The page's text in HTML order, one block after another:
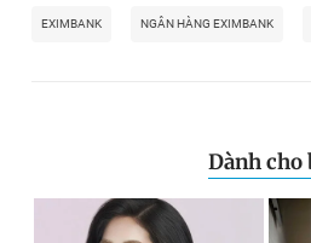
EXIMBANK NGÂN HÀNG EXIMBANK